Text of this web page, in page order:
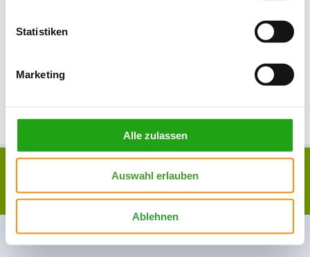
Statistiken
Marketing
Alle zulassen
Auswahl erlauben
Ablehnen
© Robin Sudhoff - Garten &
Landschaftsbau